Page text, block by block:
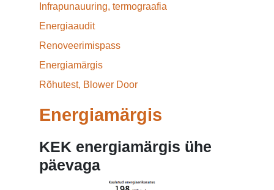
Infrapunauuring, termograafia
Energiaaudit
Renoveerimispass
Energiamärgis
Rõhutest, Blower Door
Energiamärgis
KEK energiamärgis ühe
päevaga